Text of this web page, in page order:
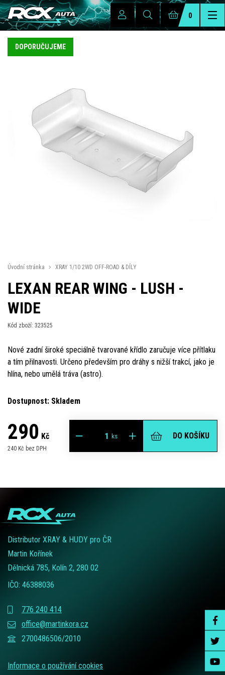
0
DOPORUČUJEME
Úvodní stránka XRAY 1/10 2WD OFF-ROAD & DÍLY
LEXAN REAR WING - LUSH -
WIDE
Kód zboží: 323525
Nové zadní široké speciálně tvarované křídlo zaručuje více přítlaku
a tím přilnavosti. Určeno především pro dráhy s nižší trakcí, jako je
hlína, nebo umělá tráva (astro).
Dostupnost: Skladem
290 Kč
240 Kč bez DPH
ks DO KOŠÍKU
Distributor XRAY & HUDY pro ČR
Martin Kořínek
Dělnická 785, Kolín 2, 280 02
IČO: 46388036
776 240 414
office@martinkora.cz
2700486506/2010
Informace o používání cookies